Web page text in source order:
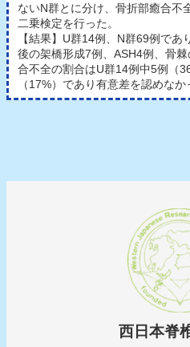
ないN群とに分け、骨折部癒合不
二乗検定を行った。
【結果】U群14例、N群69例で
後の架橋形成7例、ASH4例、骨
合不全の割合はU群14例中5例（
（17%）であり有意差を認めなか
西日本脊